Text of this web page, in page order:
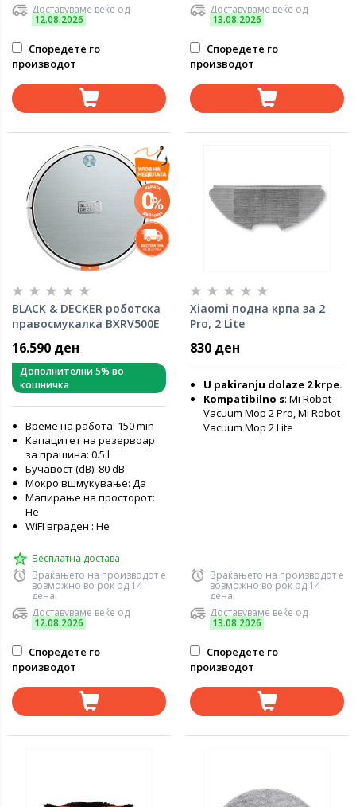
Доставуваме веќе од
12.08.2026
Споредете го
производот
Доставуваме веќе од
13.08.2026
Споредете го
производот
BLACK & DECKER роботска
правосмукалка BXRV500E
16.590 ден
Дополнителни 5% во
кошничка
Време на работа: 150 min
Капацитет на резервоар
за прашина: 0.5 l
Бучавост (dB): 80 dB
Мокро вшмукување: Да
Мапирање на просторот:
Не
WiFI вграден : Не
Бесплатна достава
Враќањето на производот е
возможно во рок од 14
дена
Доставуваме веќе од
12.08.2026
Споредете го
производот
Xiaomi подна крпа за 2
Pro, 2 Lite
830 ден
U pakiranju dolaze 2 krpe.
Kompatibilno s: Mi Robot
Vacuum Mop 2 Pro, Mi Robot
Vacuum Mop 2 Lite
Враќањето на производот е
возможно во рок од 14
дена
Доставуваме веќе од
13.08.2026
Споредете го
производот